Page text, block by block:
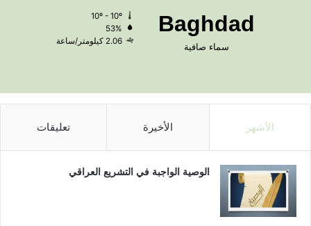
Baghdad
سماء صافية
53%
2.06 كيلومتر/ساعة
الأشهر الأخيرة تعليقات
الوصية الواجبة في التشريع العراقي